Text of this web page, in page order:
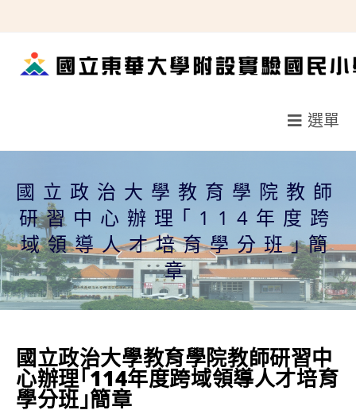
轉
選單
國立政治大學教育學院教師
研習中心辦理｢114年度跨
域領導人才培育學分班｣簡
章
國立政治大學教育學院教師研習中
心辦理｢114年度跨域領導人才培育
學分班｣簡章